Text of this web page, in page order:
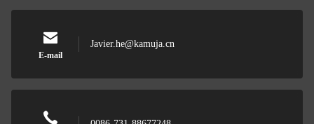
E-mail
Javier.he@kamuja.cn